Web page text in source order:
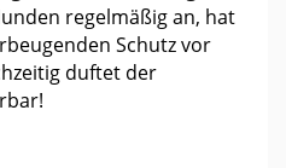
regelmäßig an, hat
Schutz vor
duftet der